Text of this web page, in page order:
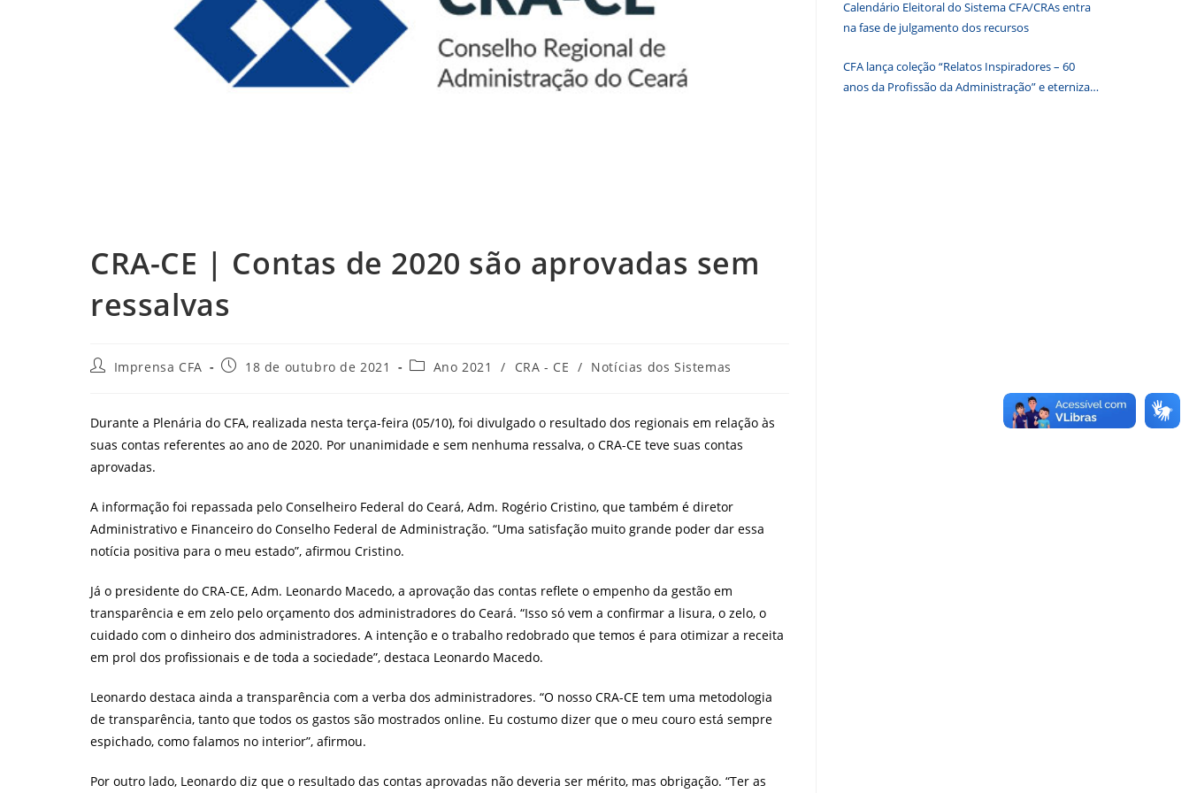
CRA-CE | Contas de 2020 são aprovadas sem
ressalvas
AutorImprensa CFA
Post18 de outubro de 2021
Categoria
Ano 2021 / CRA - CE / Notícias dos Sistemas
Durante a Plenária do CFA, realizada nesta terça-feira (05/10), foi divulgado o resultado dos regionais em relação às
suas contas referentes ao ano de 2020. Por unanimidade e sem nenhuma ressalva, o CRA-CE teve suas contas
aprovadas.
A informação foi repassada pelo Conselheiro Federal do Ceará, Adm. Rogério Cristino, que também é diretor
Administrativo e Financeiro do Conselho Federal de Administração. “Uma satisfação muito grande poder dar essa
notícia positiva para o meu estado”, afirmou Cristino.
Já o presidente do CRA-CE, Adm. Leonardo Macedo, a aprovação das contas reflete o empenho da gestão em
transparência e em zelo pelo orçamento dos administradores do Ceará. “Isso só vem a confirmar a lisura, o zelo, o
cuidado com o dinheiro dos administradores. A intenção e o trabalho redobrado que temos é para otimizar a receita
em prol dos profissionais e de toda a sociedade”, destaca Leonardo Macedo.
Leonardo destaca ainda a transparência com a verba dos administradores. “O nosso CRA-CE tem uma metodologia
de transparência, tanto que todos os gastos são mostrados online. Eu costumo dizer que o meu couro está sempre
espichado, como falamos no interior”, afirmou.
Por outro lado, Leonardo diz que o resultado das contas aprovadas não deveria ser mérito, mas obrigação. “Ter as
Calendário Eleitoral do Sistema CFA/CRAs entra
na fase de julgamento dos recursos
CFA lança coleção “Relatos Inspiradores – 60
anos da Profissão da Administração” e eterniza